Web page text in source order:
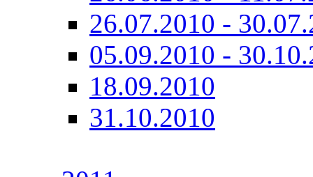
26.07.2010 -
05.09.2010 -
18.09.2010
31.10.2010